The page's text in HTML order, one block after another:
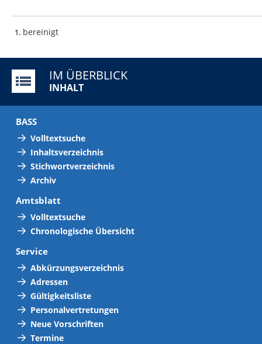
1 bereinigt
IM ÜBERBLICK
INHALT
BASS
Volltextsuche
Inhaltsverzeichnis
Stichwortverzeichnis
Archiv
Amtsblatt
Volltextsuche
Chronologische Übersicht
Service
Abkürzungsverzeichnis
Adressen
Gültigkeitsliste
Personalvertretungen
Neue Vorschriften
Termine